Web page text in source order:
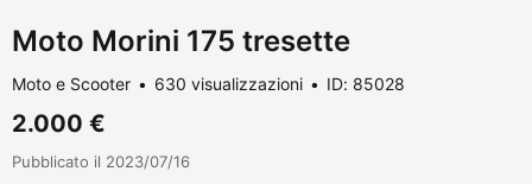
Moto Morini 175 tresette
Moto e Scooter 630 visualizzazioni ID: 85028
2.000 €
Pubblicato il 2023/07/16